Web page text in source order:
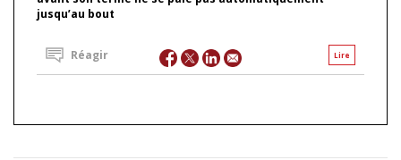
jusqu’au bout
Lire
Réagir